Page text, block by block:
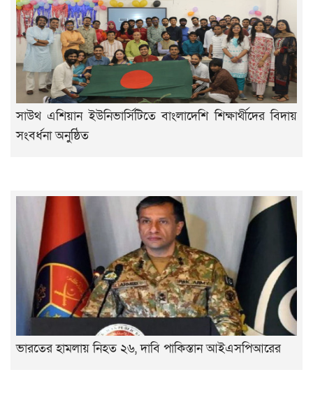
সাউথ এশিয়ান ইউনিভার্সিটিতে বাংলাদেশি শিক্ষার্থীদের বিদায়
সংবর্ধনা অনুষ্ঠিত
ভারতের হামলায় নিহত ২৬, দাবি পাকিস্তান আইএসপিআরের